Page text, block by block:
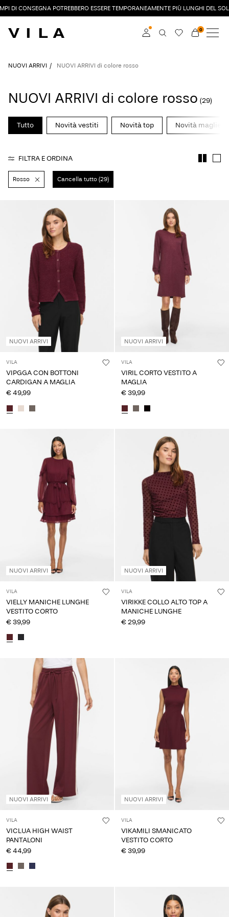
DI CONSEGNA POTREBBERO ESSERE TEMPORANEAMENTE PIÙ LUNGHI DEL
Accedi
Club
0
NUOVI ARRIVI
ABBIGLIAMENTO
VILA CLUB
ROUGE EDIT
Domande?
siamo
Italia
italiano
NUOVI ARRIVI NUOVI ARRIVI di colore rosso
NUOVI ARRIVI di colore rosso (29)
Tutto Novità vestiti Novità top Novità
FILTRA E ORDINA
Rosso Cancella tutto (29)
NUOVI ARRIVI
VILA
VIPGGA CON BOTTONI
CARDIGAN A MAGLIA
€ 49,99
NUOVI ARRIVI
VILA
VIRIL CORTO VESTITO A
MAGLIA
€ 39,99
NUOVI ARRIVI
VILA
VIELLY MANICHE LUNGHE
VESTITO CORTO
€ 39,99
NUOVI ARRIVI
VILA
VIRIKKE COLLO ALTO TOP A
MANICHE LUNGHE
€ 29,99
NUOVI ARRIVI
VILA
VICLUA HIGH WAIST
PANTALONI
€ 44,99
NUOVI ARRIVI
VILA
VIKAMILI SMANICATO
VESTITO CORTO
€ 39,99